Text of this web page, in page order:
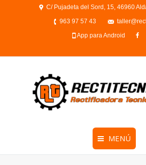
C/ Pujadeta del Sord, 15, 46960
963 97 57 43
App para Android
MENÚ